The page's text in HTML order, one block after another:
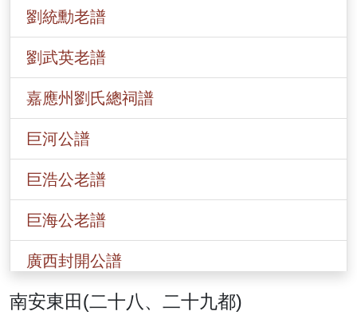
劉統勳老譜
劉武英老譜
嘉應州劉氏總祠譜
巨河公譜
巨浩公老譜
巨海公老譜
廣西封開公譜
香港劉氏總譜(一九○八)年
南安東田(二十八、二十九都)